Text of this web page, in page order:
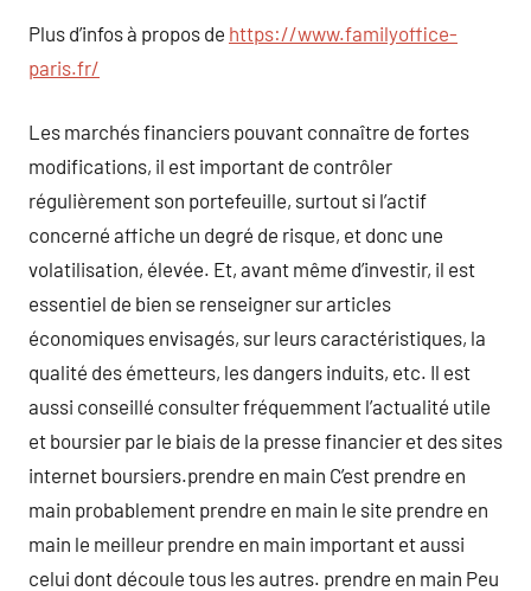
Plus d’infos à propos de https://www.familyoffice-
paris.fr/
Les marchés financiers pouvant connaître de fortes
modifications, il est important de contrôler
régulièrement son portefeuille, surtout si l’actif
concerné affiche un degré de risque, et donc une
volatilisation, élevée. Et, avant même d’investir, il est
essentiel de bien se renseigner sur articles
économiques envisagés, sur leurs caractéristiques, la
qualité des émetteurs, les dangers induits, etc. Il est
aussi conseillé consulter fréquemment l’actualité utile
et boursier par le biais de la presse financier et des sites
internet boursiers.prendre en main C’est prendre en
main probablement prendre en main le site prendre en
main le meilleur prendre en main important et aussi
celui dont découle tous les autres. prendre en main Peu